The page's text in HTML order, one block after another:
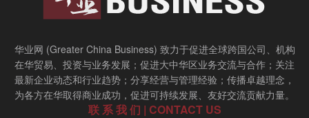
华业网 (Greater China Business) 致力于促进全球跨国公司、机构
在华贸易、投资与业务发展；促进大中华区业务交流与合作；关注
最新企业动态和行业趋势；分享经营与管理经验；传播卓越理念，
为各方在华取得商业成功，促进可持续发展、友好交流贡献力量。
联 系 我 们 | CONTACT US